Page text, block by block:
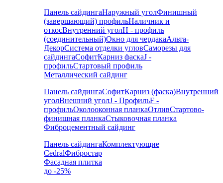
Панель сайдингаНаружный уголФинишный
(завершающий) профильНаличник и
откосВнутренний уголH - профиль
(соединительный)Окно для чердакаАльта-
ДекорСистема отделки угловСаморезы для
сайдингаСофитКарниз фаскаJ -
профильСтартовый профиль
Металлический сайдинг
Панель сайдингаСофитКарниз (фаска)Внутренний
уголВнешний уголJ - ПрофильF -
профильОколооконная планкаОтливСтартово-
финишная планкаСтыковочная планка
Фиброцементный сайдинг
Панель сайдингаКомплектующие
CedralФибростар
Фасадная плитка
до -25%